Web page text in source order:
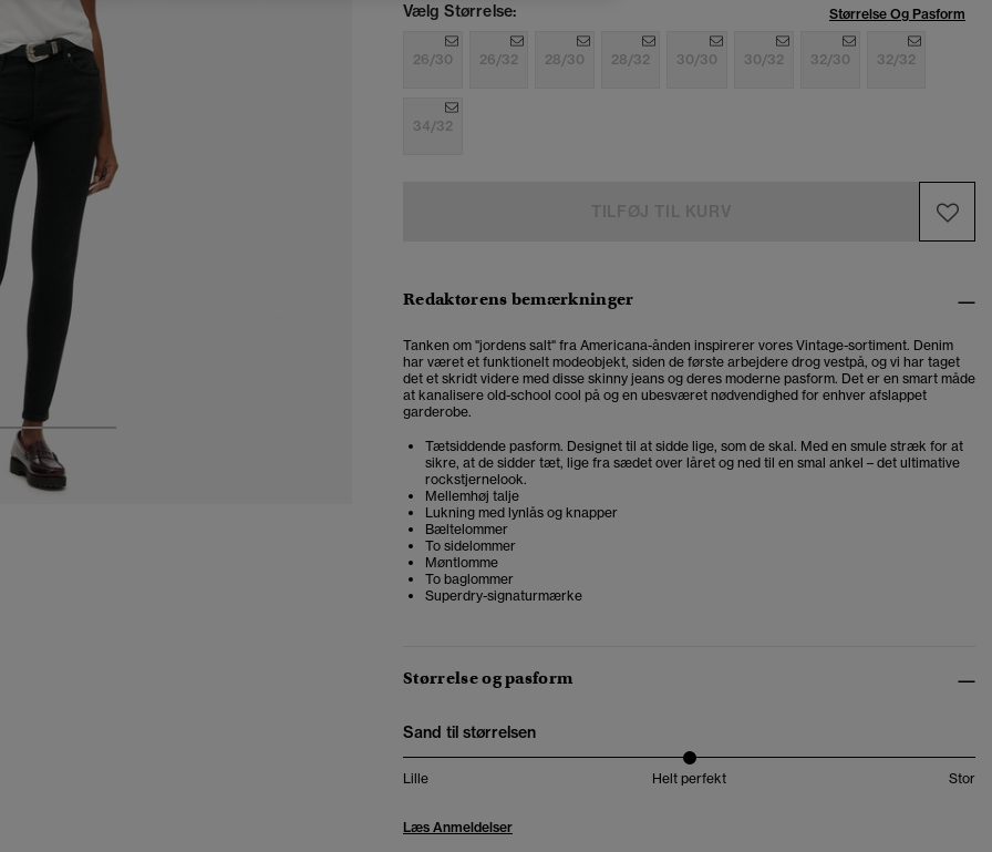
3 4
Vælg Størrelse: Størrelse Og Pasform
26/30 26/32 28/30 28/32 30/30 30/32 32/30 32/32
34/32
Redaktørens bemærkninger
Tanken om "jordens salt" fra Americana-ånden inspirerer vores Vintage-sortiment. Denim
har været et funktionelt modeobjekt, siden de første arbejdere drog vestpå, og vi har taget
det et skridt videre med disse skinny jeans og deres moderne pasform. Det er en smart måde
at kanalisere old-school cool på og en ubesværet nødvendighed for enhver afslappet
garderobe.
Tætsiddende pasform. Designet til at sidde lige, som de skal. Med en smule stræk for at
sikre, at de sidder tæt, lige fra sædet over låret og ned til en smal ankel – det ultimative
rockstjernelook.
Mellemhøj talje
Lukning med lynlås og knapper
Bæltelommer
To sidelommer
Møntlomme
To baglommer
Superdry-signaturmærke
Størrelse og pasform
Sand til størrelsen
Lille Helt perfekt Stor
Læs Anmeldelser